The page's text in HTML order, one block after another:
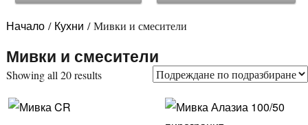
Начало/ Кухни / Мивки и смесители
Мивки и смесители
Showing all 20 results